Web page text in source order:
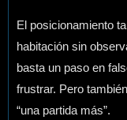
El posicionamiento
habitación sin
basta un paso en
frustrar. Pero
“una partida más”.